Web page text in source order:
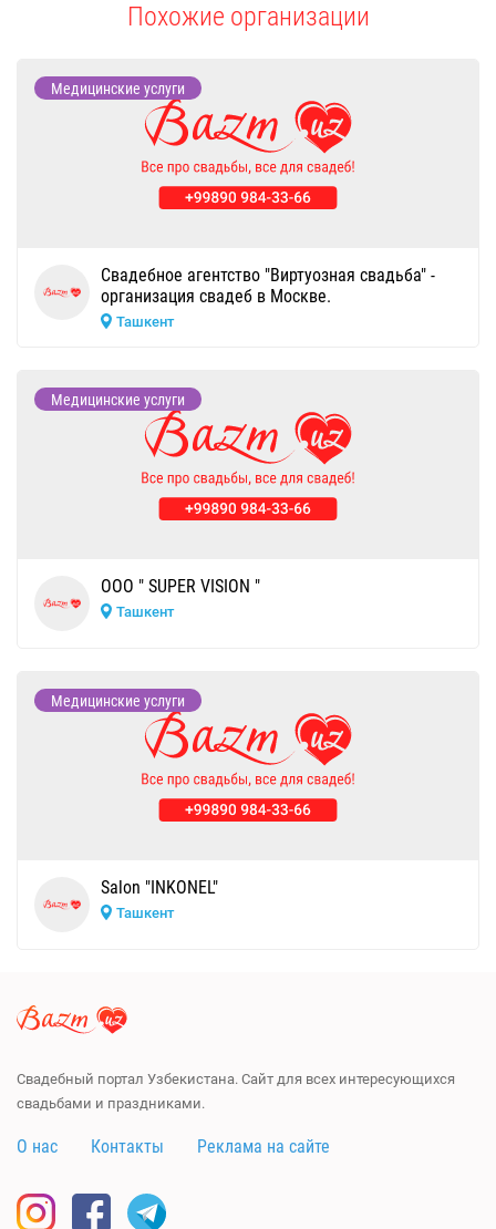
Похожие организации
Медицинские услуги
Свадебное агентство "Виртуозная свадьба" -
организация свадеб в Москве.
Ташкент
Медицинские услуги
OOO " SUPER VISION "
Ташкент
Медицинские услуги
Salon "INKONEL"
Ташкент
Свадебный портал Узбекистана. Сайт для всех интересующихся
свадьбами и праздниками.
О нас Контакты Реклама на сайте